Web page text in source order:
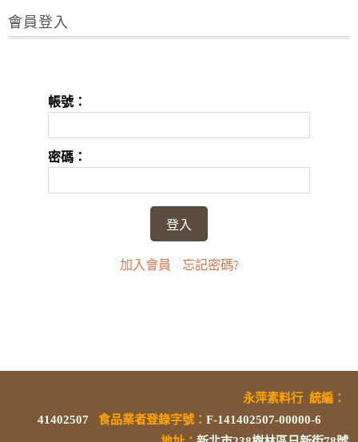
會員登入
帳號：
密碼：
加入會員 忘記密碼?
永萍素料行 統編 ：
41402507
食品業者登錄字號： F-141402507-00000-6